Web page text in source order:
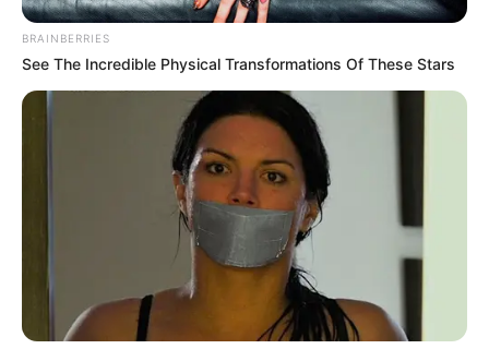
Angebote integriert. Wenn etwas darüber gebucht oder
gekauft wird, ist das eine Unterstützung, ohne dass sich
dadurch der Preis ändert.
BRAINBERRIES
See The Incredible Physical Transformations Of These Stars